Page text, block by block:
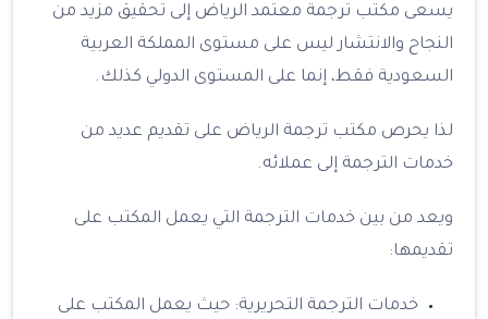
يسعى مكتب ترجمة معتمد الرياض إلى تحقيق مزيد من
النجاح والانتشار ليس على مستوى المملكة العربية
السعودية فقط، إنما على المستوى الدولي كذلك.
لذا يحرص مكتب ترجمة الرياض على تقديم عديد من
خدمات الترجمة إلى عملائه.
ويعد من بين خدمات الترجمة التي يعمل المكتب على
تقديمها:
خدمات الترجمة التحريرية: حيث يعمل المكتب على